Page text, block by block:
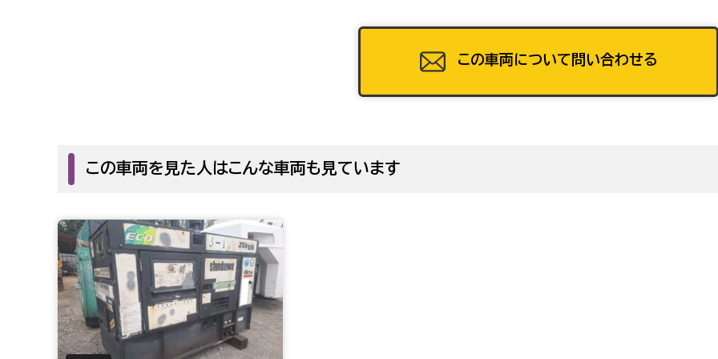
この車両について問い合わせる
この車両を見た人はこんな車両も見ています